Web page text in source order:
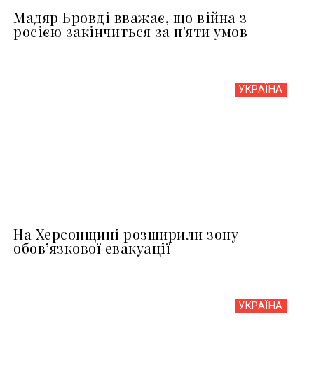
Мадяр Бровді вважає, що війна з
росією закінчиться за п'яти умов
УКРАЇНА
На Херсонщині розширили зону
обов’язкової евакуації
УКРАЇНА